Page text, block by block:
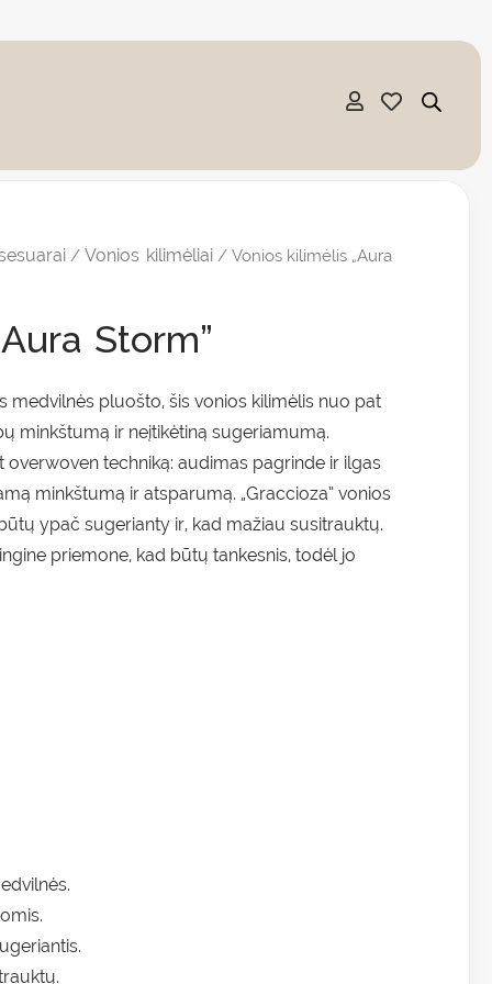
/Vonios kilimėliai / Vonios kilimėlis „Aura
Storm”
medvilnės pluošto, šis vonios kilimėlis nuo pat
minkštumą ir neįtikėtiną sugeriamumą.
techniką: audimas pagrinde ir ilgas
minkštumą ir atsparumą. „Graccioza” vonios
ypač sugerianty ir, kad mažiau susitrauktų.
priemone, kad būtų tankesnis, todėl jo
€